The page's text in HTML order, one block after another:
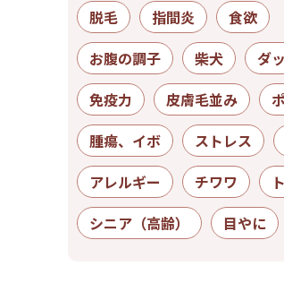
脱毛 指間炎
食欲
お腹の調子
柴犬
ダ
免疫力
皮膚毛並み
腫瘍、イボ
ストレス
アレルギー
チワワ
シニア（高齢）
目やに